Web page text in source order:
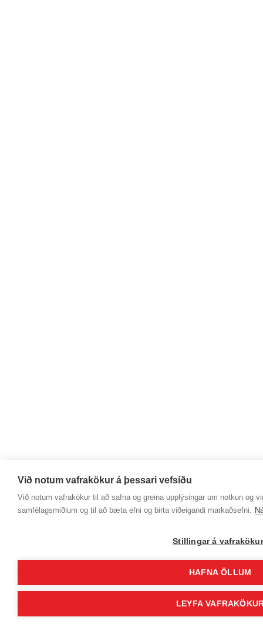
Við notum vafrakökur á þessari vefsíðu
Við notum vafrakökur til að safna og greina upplýsingar um notkun og
samfélagsmiðlum og til að bæta efni og birta viðeigandi markaðsefni.
Stillingar á
HAFNA ÖLLUM
LEYFA